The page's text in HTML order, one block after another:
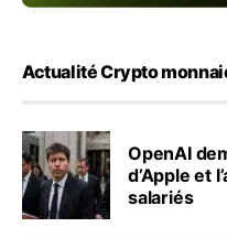
Actualité Crypto
OpenAI
d’Apple et
salariés